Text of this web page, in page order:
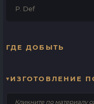
P. Def
ГДЕ ДОБЫТЬ
ИЗГОТОВЛЕНИЕ
Кликните по материалу